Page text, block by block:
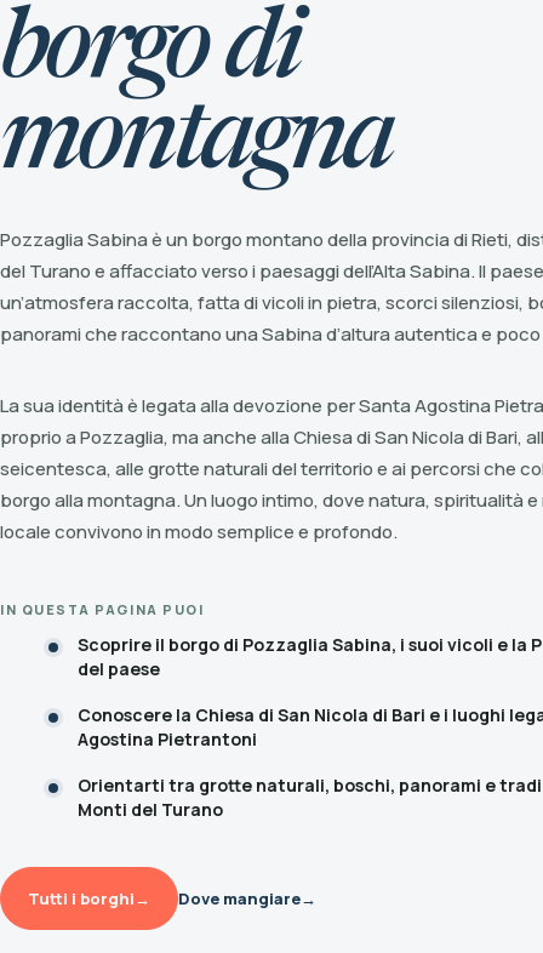
borgo di
montagna
Pozzaglia Sabina è un borgo montano della provincia di Rieti,
del Turano e affacciato verso i paesaggi dell’Alta Sabina. Il
un’atmosfera raccolta, fatta di vicoli in pietra, scorci silenziosi,
panorami che raccontano una Sabina d’altura autentica e
La sua identità è legata alla devozione per Santa Agostina
proprio a Pozzaglia, ma anche alla Chiesa di San Nicola di Bari,
seicentesca, alle grotte naturali del territorio e ai percorsi che
borgo alla montagna. Un luogo intimo, dove natura, spiritualità e
locale convivono in modo semplice e profondo.
IN QUESTA PAGINA PUOI
Scoprire il borgo di Pozzaglia Sabina, i suoi vicoli e la
del paese
Conoscere la Chiesa di San Nicola di Bari e i luoghi
Agostina Pietrantoni
Orientarti tra grotte naturali, boschi, panorami e
Monti del Turano
Tutti i borghi→ Dove mangiare→